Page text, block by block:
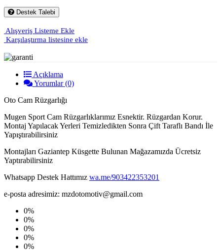
Destek Talebi
Alışveriş Listeme Ekle
Karşılaştırma listesine ekle
Açıklama
Yorumlar (0)
Oto Cam Rüzgarlığı
Mugen Sport Cam Rüzgarlıklarımız Esnektir. Rüzgardan Korur.
Montaj Yapılacak Yerleri Temizledikten Sonra Çift Taraflı Bandı İle
Yapıştırabilirsiniz
Montajları Gaziantep Küsgette Bulunan Mağazamızda Ücretsiz
Yaptırabilirsiniz
Whatsapp Destek Hattımız wa.me/903422353201
e-posta adresimiz: mzdotomotiv@gmail.com
0%
0%
0%
0%
0%